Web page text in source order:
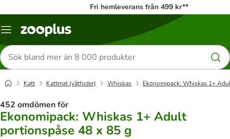
Fri hemleverans från 499 kr**
Katalogmeny
Sök
efter
produkter
Katt Kattmat (våtfoder) Whiskas Ekonomipack: Whiskas 1+
452 omdömen för
Ekonomipack: Whiskas 1+ Adult
portionspåse 48 x 85 g